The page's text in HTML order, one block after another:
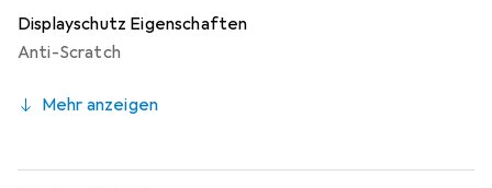
Displayschutz Eigenschaften
Anti-Scratch
Mehr anzeigen